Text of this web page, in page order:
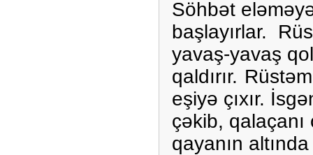
Söhbət
başlayırlar.
yavaş-yavaş
qaldırır.
eşiyə çıxır.
çəkib, qalaçanı
qayanın